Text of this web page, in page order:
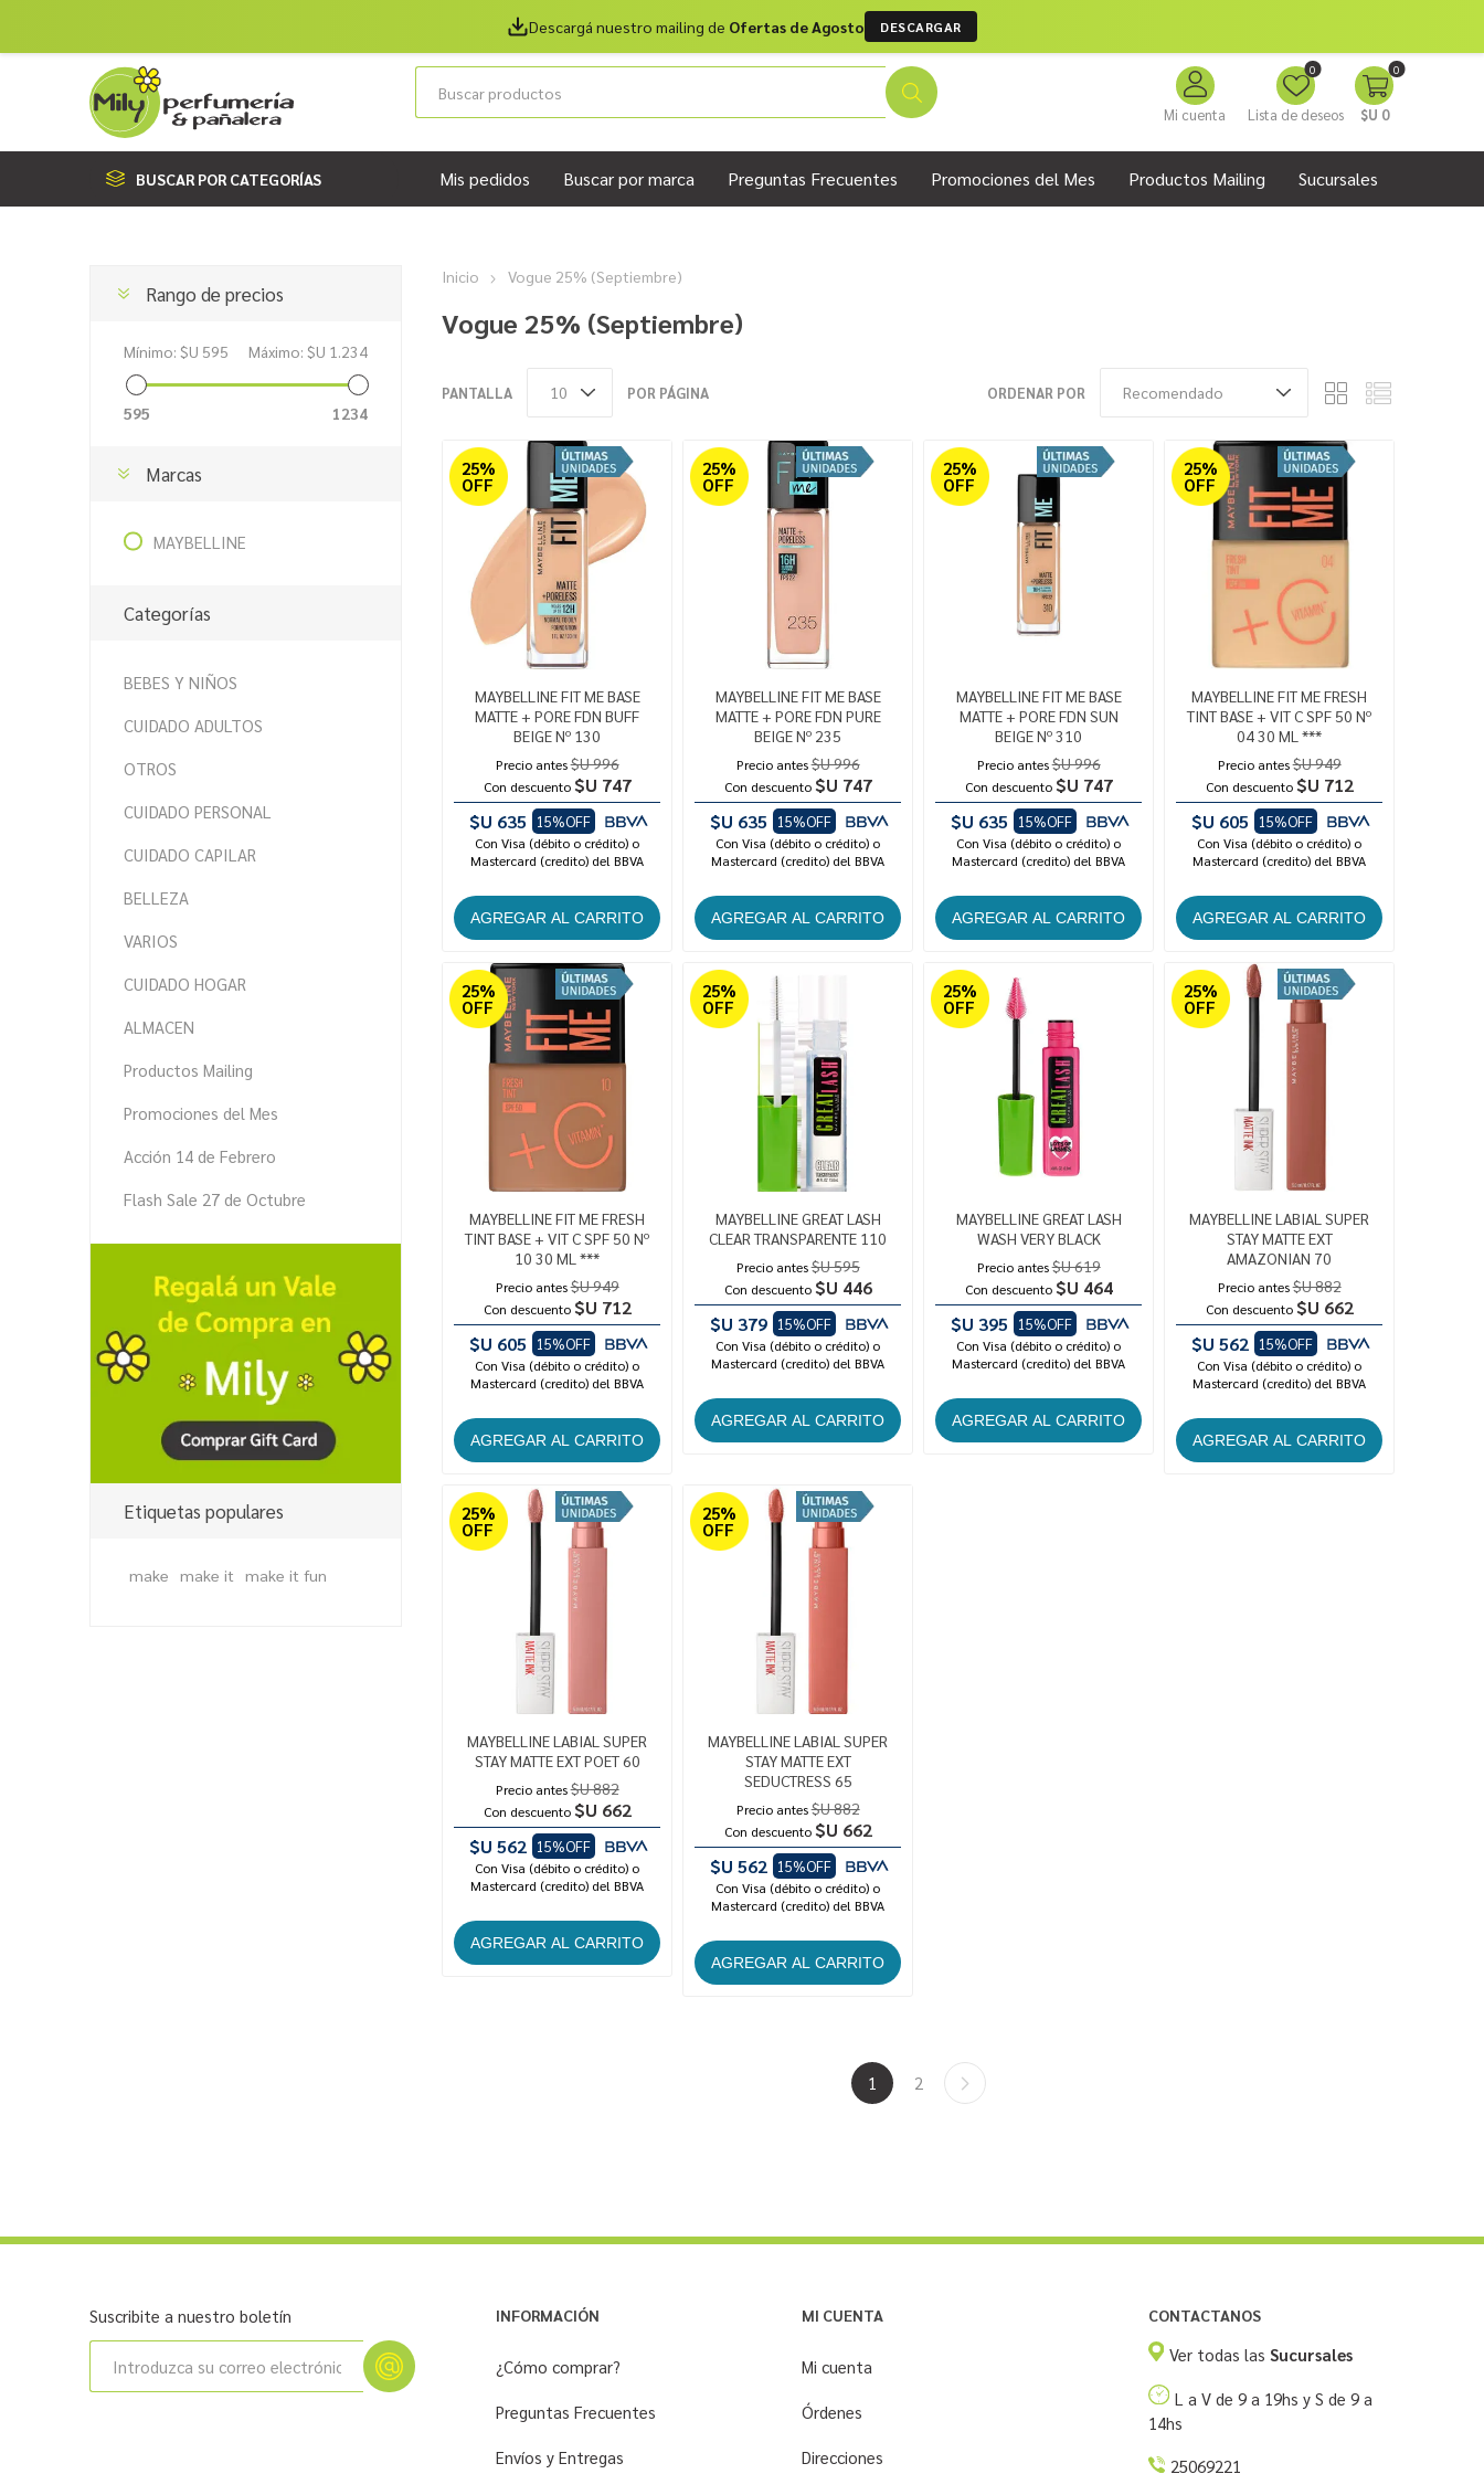
Descargá nuestro mailing de Ofertas de Agosto DESCARGAR
Mi cuenta Lista de deseos
0 0
$U 0
BUSCAR POR CATEGORÍAS Mis pedidos Buscar por marca Preguntas Frecuentes Promociones del Mes Productos Mailing Sucursales
Inicio Vogue 25% (Septiembre)
Vogue 25% (Septiembre)
ORDENAR POR
PANTALLA POR PÁGINA
25%
OFF
MAYBELLINE FIT ME BASE
MATTE + PORE FDN BUFF
BEIGE Nº 130
Precio antes$U 996
Con descuento $U 747
$U 635
15%OFF
Con Visa (débito o crédito) o
Mastercard (credito) del BBVA
25%
OFF
MAYBELLINE FIT ME BASE
MATTE + PORE FDN PURE
BEIGE Nº 235
Precio antes$U 996
Con descuento $U 747
$U 635
15%OFF
Con Visa (débito o crédito) o
Mastercard (credito) del BBVA
25%
OFF
MAYBELLINE FIT ME BASE
MATTE + PORE FDN SUN
BEIGE Nº 310
Precio antes$U 996
Con descuento $U 747
$U 635
15%OFF
Con Visa (débito o crédito) o
Mastercard (credito) del BBVA
25%
OFF
MAYBELLINE FIT ME FRESH
TINT BASE + VIT C SPF 50 Nº
04 30 ML ***
Precio antes$U 949
Con descuento $U 712
$U 605
15%OFF
Con Visa (débito o crédito) o
Mastercard (credito) del BBVA
25%
OFF
MAYBELLINE FIT ME FRESH
TINT BASE + VIT C SPF 50 Nº
10 30 ML ***
Precio antes$U 949
Con descuento $U 712
$U 605
15%OFF
Con Visa (débito o crédito) o
Mastercard (credito) del BBVA
25%
OFF
MAYBELLINE GREAT LASH
CLEAR TRANSPARENTE 110
Precio antes$U 595
Con descuento $U 446
$U 379
15%OFF
Con Visa (débito o crédito) o
Mastercard (credito) del BBVA
25%
OFF
MAYBELLINE GREAT LASH
WASH VERY BLACK
Precio antes$U 619
Con descuento $U 464
$U 395
15%OFF
Con Visa (débito o crédito) o
Mastercard (credito) del BBVA
25%
OFF
MAYBELLINE LABIAL SUPER
STAY MATTE EXT
AMAZONIAN 70
Precio antes$U 882
Con descuento $U 662
$U 562
15%OFF
Con Visa (débito o crédito) o
Mastercard (credito) del BBVA
25%
OFF
MAYBELLINE LABIAL SUPER
STAY MATTE EXT POET 60
Precio antes$U 882
Con descuento $U 662
$U 562
15%OFF
Con Visa (débito o crédito) o
Mastercard (credito) del BBVA
25%
OFF
MAYBELLINE LABIAL SUPER
STAY MATTE EXT
SEDUCTRESS 65
Precio antes$U 882
Con descuento $U 662
$U 562
15%OFF
Con Visa (débito o crédito) o
Mastercard (credito) del BBVA
1 2
Rango de precios
Mínimo: $U 595 Máximo: $U 1.234
595 1234
Marcas
MAYBELLINE
Categorías
BEBES Y NIÑOS
CUIDADO ADULTOS
OTROS
CUIDADO PERSONAL
CUIDADO CAPILAR
BELLEZA
VARIOS
CUIDADO HOGAR
ALMACEN
Productos Mailing
Promociones del Mes
Acción 14 de Febrero
Flash Sale 27 de Octubre
Etiquetas populares
make make it make it fun
Suscribite a nuestro boletín INFORMACIÓN
¿Cómo comprar?
Preguntas Frecuentes
Envíos y Entregas
MI CUENTA
Mi cuenta
Órdenes
Direcciones
CONTACTANOS
Ver todas las Sucursales
L a V de 9 a 19hs y S de 9 a
14hs
25069221